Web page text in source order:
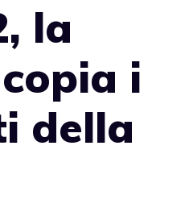
la
i
della